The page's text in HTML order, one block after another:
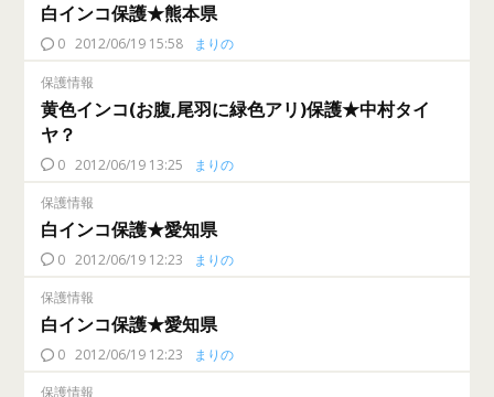
白インコ保護★熊本県
0 2012/06/19 15:58 まりの
保護情報
黄色インコ(お腹,尾羽に緑色アリ)保護★中村タイ
ヤ？
0 2012/06/19 13:25 まりの
保護情報
白インコ保護★愛知県
0 2012/06/19 12:23 まりの
保護情報
白インコ保護★愛知県
0 2012/06/19 12:23 まりの
保護情報